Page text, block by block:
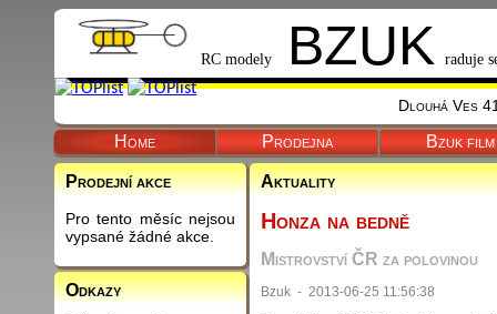
RC modelyBZUK raduje
Dlouhá Ves
Home Prodejna Bzuk film
Prodejní akce
Pro tento měsíc nejsou
vypsané žádné akce.
Odkazy
Aktuality
Honza na bedně
Mistrovství ČR za polovinou
Bzuk - 2013-06-25 11:56:38